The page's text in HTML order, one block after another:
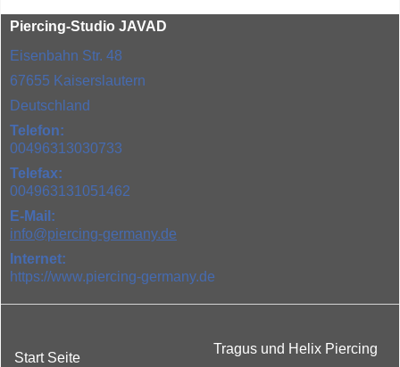
Piercing-Studio JAVAD
Eisenbahn Str. 48
67655 Kaiserslautern
Deutschland
Telefon:
00496313030733
Telefax:
004963131051462
E-Mail:
info@piercing-germany.de
Internet:
https://www.piercing-germany.de
Start Seite
Tragus und Helix Piercing